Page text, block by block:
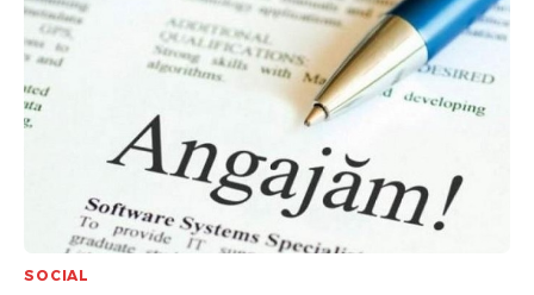
SOCIAL